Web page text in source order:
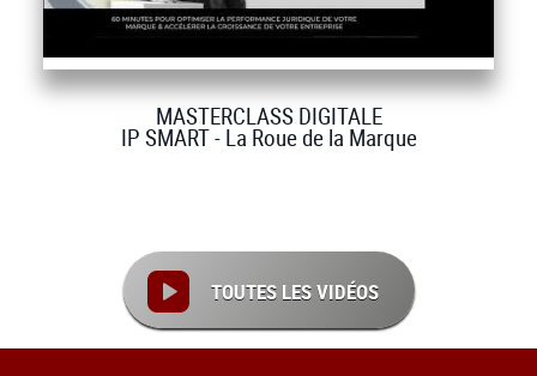
MASTERCLASS DIGITALE
IP SMART - La Roue de la Marque
TOUTES LES VIDÉOS